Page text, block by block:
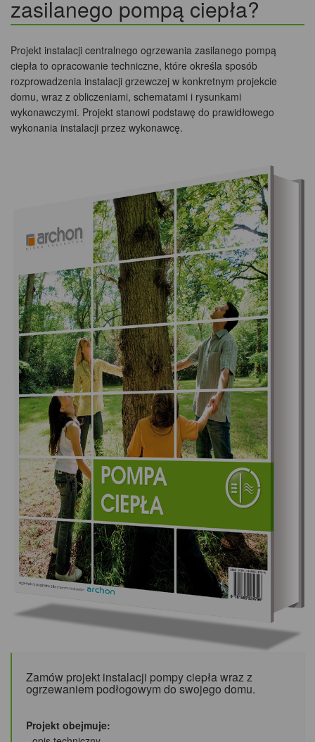
zasilanego pompą ciepła?
Projekt instalacji centralnego ogrzewania zasilanego pompą
ciepła to opracowanie techniczne, które określa sposób
rozprowadzenia instalacji grzewczej w konkretnym projekcie
domu, wraz z obliczeniami, schematami i rysunkami
wykonawczymi. Projekt stanowi podstawę do prawidłowego
wykonania instalacji przez wykonawcę.
Zamów projekt instalacji pompy ciepła wraz z
ogrzewaniem podłogowym do swojego domu.
Projekt obejmuje: